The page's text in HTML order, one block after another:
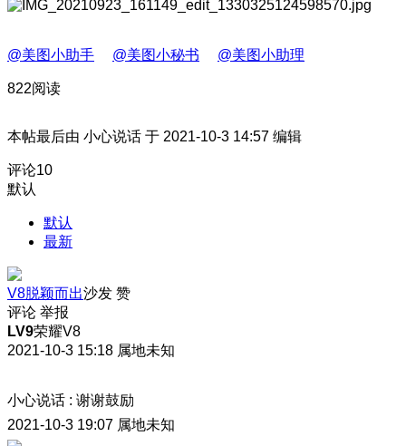
@美图小助手 @美图小秘书 @美图小助理
822阅读
本帖最后由 小心说话 于 2021-10-3 14:57 编辑
评论10
默认
默认
最新
V8脱颖而出沙发 赞
评论 举报
LV9荣耀V8
2021-10-3 15:18 属地未知
小心说话 : 谢谢鼓励
2021-10-3 19:07 属地未知